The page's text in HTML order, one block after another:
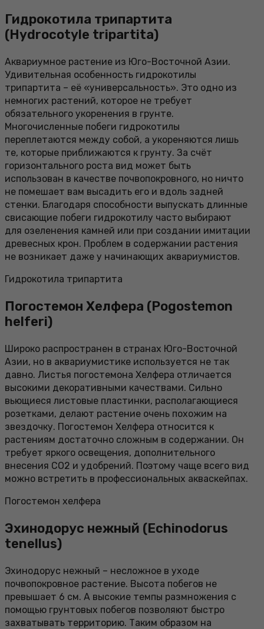
Гидрокотила трипартита
(Hydrocotyle tripartita)
Аквариумное растение из Юго-Восточной Азии.
Удивительная особенность гидрокотилы
трипартита – её «универсальность». Это одно из
немногих растений, которое не требует
обязательного укоренения в грунте.
Многочисленные побеги гидрокотилы
переплетаются между собой, а укореняются лишь
те, которые приближаются к грунту. За счёт
горизонтального роста вид может быть
использован в качестве почвопокровного, но ничто
не помешает вам высадить его и вдоль задней
стенки. Благодаря способности выпускать длинные
свисающие побеги гидрокотилу часто выбирают
для озеленения камней или при создании имитации
древесных крон. Проблем в содержании растения
не возникает даже у начинающих аквариумистов.
Гидрокотила трипартита
Погостемон Хелфера (Pogostemon
helferi)
Широко распространен в странах Юго-Восточной
Азии, но в аквариумистике используется не так
давно. Листья погостемона Хелфера отличается
высокими декоративными качествами. Сильно
вьющиеся листовые пластинки, располагающиеся
розетками, делают растение очень похожим на
звездочку. Погостемон Хелфера относится к
растениям достаточно сложным в содержании. Он
требует яркого освещения, дополнительного
внесения СО2 и удобрений. Поэтому чаще всего вид
можно встретить в профессиональных акваскейпах.
Погостемон хелфера
Эхинодорус нежный (Echinodorus
tenellus)
Эхинодорус нежный – несложное в уходе
почвопокровное растение. Высота побегов не
превышает 6 см. А высокие темпы размножения с
помощью грунтовых побегов позволяют быстро
захватывать территорию. Таким образом на